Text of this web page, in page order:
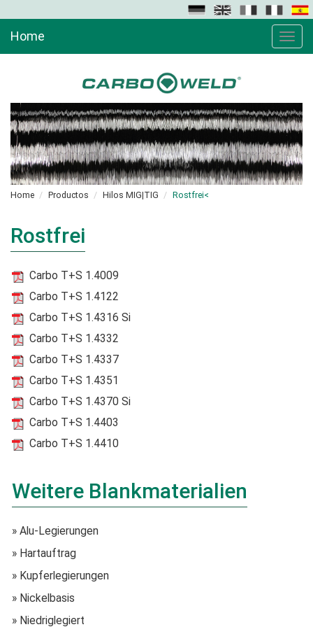
Toggle
Home
Home Productos Hilos MIG|TIG Rostfrei<
Rostfrei
Carbo T+S 1.4009
Carbo T+S 1.4122
Carbo T+S 1.4316 Si
Carbo T+S 1.4332
Carbo T+S 1.4337
Carbo T+S 1.4351
Carbo T+S 1.4370 Si
Carbo T+S 1.4403
Carbo T+S 1.4410
Weitere Blankmaterialien
» Alu-Legierungen
» Hartauftrag
» Kupferlegierungen
» Nickelbasis
» Niedriglegiert